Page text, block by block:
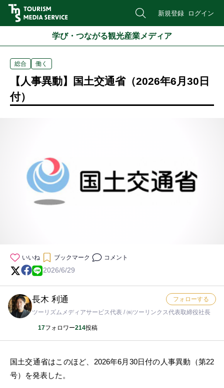
新規登録 ログイン
学び・つながる観光産業メディア
総合 働く
【人事異動】国土交通省（2026年6月30日
付）
いいね ブックマーク コメント
2026/6/29
長木 利通
ツーリズムメディアサービス代表 / ㈱ツーリンクス代表取締役社長
17フォロワー214投稿
フォローする
国土交通省はこのほど、2026年6月30日付の人事異動（第22
号）を発表した。